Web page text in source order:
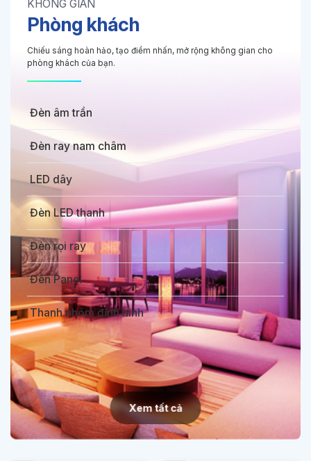
KHÔNG GIAN
Phòng khách
Chiếu sáng hoàn hảo, tạo điểm nhấn, mở rộng không gian cho
phòng khách của bạn.
Đèn âm trần
Đèn ray nam châm
LED dây
Đèn LED thanh
Đèn rọi ray
Đèn Panel
Thanh nhôm định hình
Xem tất cả